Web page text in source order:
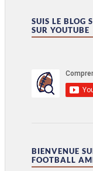
SUIS LE BLOG
SUR YOUTUBE
BIENVENUE
FOOTBALL